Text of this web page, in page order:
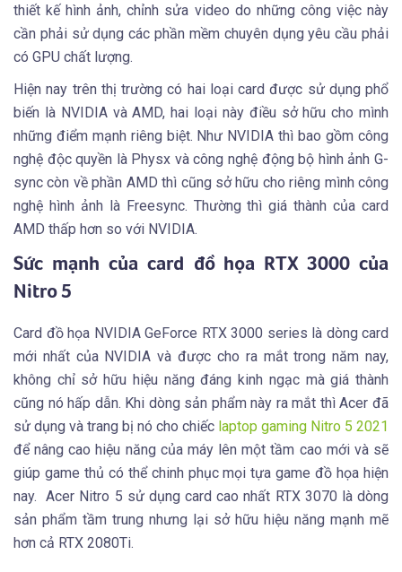
thiết kế hình ảnh, chỉnh sửa video do những công việc này
cần phải sử dụng các phần mềm chuyên dụng yêu cầu phải
có GPU chất lượng.
Hiện nay trên thị trường có hai loại card được sử dụng phổ
biến là NVIDIA và AMD, hai loại này điều sở hữu cho mình
những điểm mạnh riêng biệt. Như NVIDIA thì bao gồm công
nghệ độc quyền là Physx và công nghệ động bộ hình ảnh G-
sync còn về phần AMD thì cũng sở hữu cho riêng mình công
nghệ hình ảnh là Freesync. Thường thì giá thành của card
AMD thấp hơn so với NVIDIA.
Sức mạnh của card đồ họa RTX 3000 của
Nitro 5
Card đồ họa NVIDIA GeForce RTX 3000 series là dòng card
mới nhất của NVIDIA và được cho ra mắt trong năm nay,
không chỉ sở hữu hiệu năng đáng kinh ngạc mà giá thành
cũng nó hấp dẫn. Khi dòng sản phẩm này ra mắt thì Acer đã
sử dụng và trang bị nó cho chiếc laptop gaming Nitro 5 2021
để nâng cao hiệu năng của máy lên một tầm cao mới và sẽ
giúp game thủ có thể chinh phục mọi tựa game đồ họa hiện
nay. Acer Nitro 5 sử dụng card cao nhất RTX 3070 là dòng
sản phẩm tầm trung nhưng lại sở hữu hiệu năng mạnh mẽ
hơn cả RTX 2080Ti.